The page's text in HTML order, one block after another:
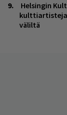
Helsingin
väliltä